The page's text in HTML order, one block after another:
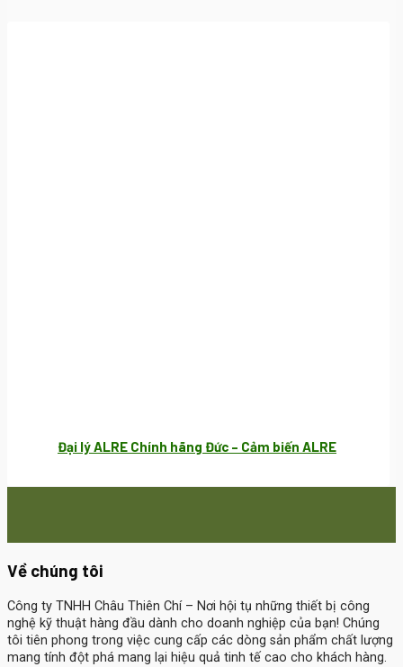
Đại lý ALRE Chính hãng Đức – Cảm biến ALRE
Về chúng tôi
Công ty TNHH Châu Thiên Chí– Nơi hội tụ những thiết bị công
nghệ kỹ thuật hàng đầu dành cho doanh nghiệp của bạn! Chúng
tôi tiên phong trong việc cung cấp các dòng sản phẩm chất lượng
mang tính đột phá mang lại hiệu quả tinh tế cao cho khách hàng.